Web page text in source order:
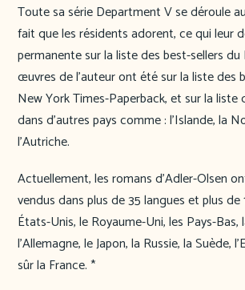
Toute sa série Department V se déroule
fait que les résidents adorent, ce qui leur
permanente sur la liste des best-sellers du
œuvres de l’auteur ont été sur la liste des
New York Times-Paperback, et sur la liste
dans d’autres pays comme : l’Islande, la
l’Autriche.
Actuellement, les romans d’Adler-Olsen
vendus dans plus de 35 langues et plus de
États-Unis, le Royaume-Uni, les Pays-Bas,
l’Allemagne, le Japon, la Russie, la Suède,
sûr la France. *